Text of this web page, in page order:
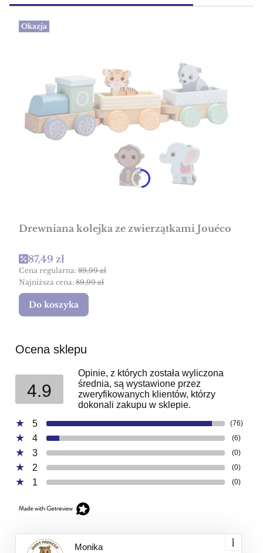
Okazja
Drewniana kolejka ze zwierzątkami Jouéco
Cena promocyjna
87,49 zł
Cena regularna: 89,99 zł
Najniższa cena: 89,99 zł
Do koszyka
Ocena sklepu
4.9
Opinie, z których została wyliczona
średnia, są wystawione przez
zweryfikowanych klientów, którzy
dokonali zakupu w sklepie.
5
(76)
4 (6)
3 (0)
2 (0)
1 (0)
Monika